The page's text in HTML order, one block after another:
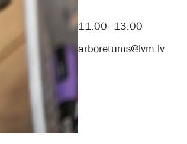
11.00–13.00
arboretums@lvm.lv